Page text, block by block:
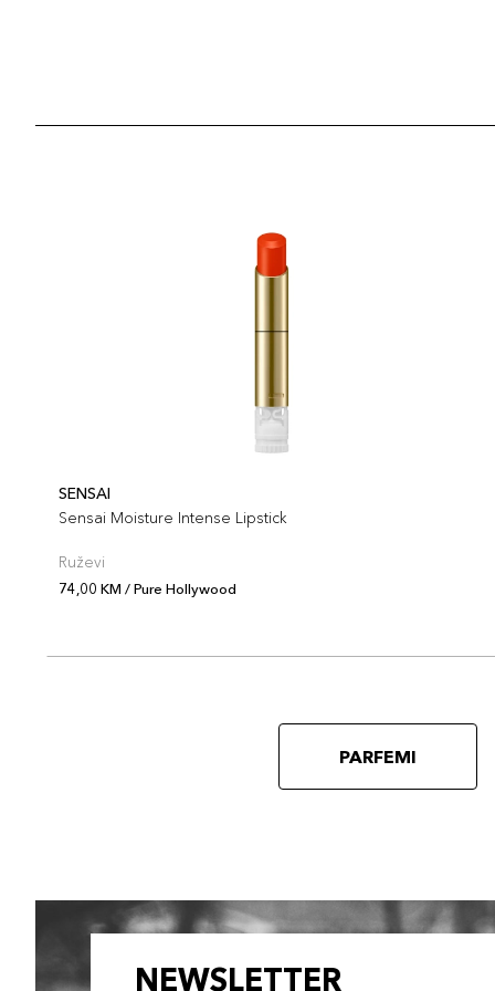
SENSAI
Sensai Moisture Intense Lipstick
Ruževi
74,00 KM / Pure Hollywood
PARFEMI
NEWSLETTER